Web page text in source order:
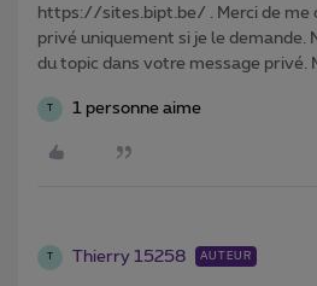
https://sites.bipt.be/ . Merci de me
privé uniquement si je le demande.
du topic dans votre message privé.
1 personne aime
Thierry 15258 AUTEUR